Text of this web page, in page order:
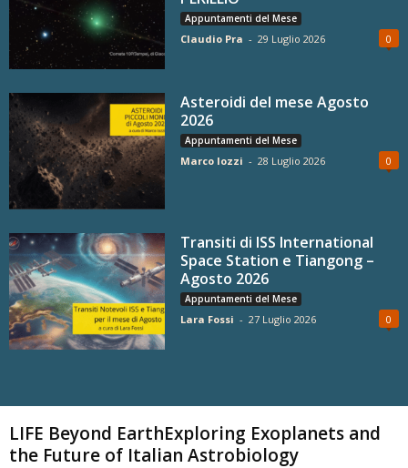
Appuntamenti del Mese
Claudio Pra - 29 Luglio 2026 0
Asteroidi del mese Agosto
2026
Appuntamenti del Mese
Marco Iozzi - 28 Luglio 2026 0
Transiti di ISS International
Space Station e Tiangong –
Agosto 2026
Appuntamenti del Mese
Lara Fossi - 27 Luglio 2026 0
LIFE Beyond EarthExploring Exoplanets and
the Future of Italian Astrobiology